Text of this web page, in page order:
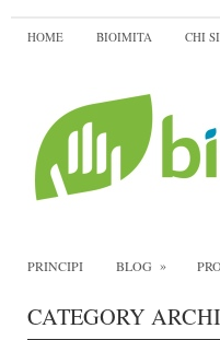
HOME BIOIMITA CHI
PRINCIPI BLOG »
CATEGORY